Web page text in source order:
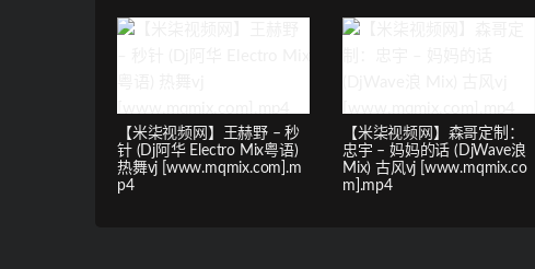
【米柒视频网】王赫野 – 秒
针 (Dj阿华 Electro Mix粤语)
热舞vj [www.mqmix.com].m
p4
【米柒视频网】森哥定制：
忠宇 – 妈妈的话 (DjWave浪
Mix) 古风vj [www.mqmix.co
m].mp4